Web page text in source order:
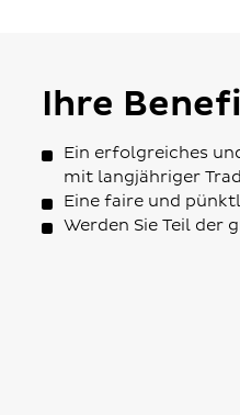
Ihre
Ein erfolgreiches
mit langjähriger
Eine faire und
Werden Sie Teil der